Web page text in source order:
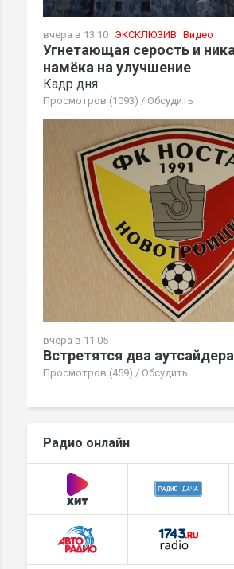
вчера в 13:10 ЭКСКЛЮЗИВ Видео
Угнетающая серость и
намёка на улучшение
Кадр дня
Просмотров (1093) / Обсудить
вчера в 11:05
Встретятся два аутсайдера
Просмотров (459) / Обсудить
Радио онлайн